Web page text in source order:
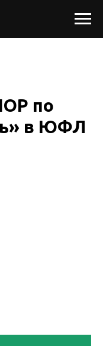
по
в ЮФЛ